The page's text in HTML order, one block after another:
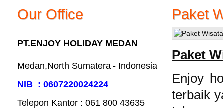
Our Office
PT.ENJOY HOLIDAY MEDAN
Medan,North Sumatera - Indonesia
NIB : 0607220024224
Telepon Kantor : 061‎ 800 43635
Paket
Paket
Enjoy
terbaik